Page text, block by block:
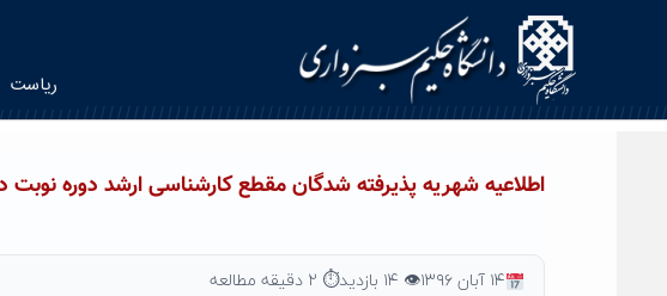
ریاست
اطلاعیه شهریه پذیرفته شدگان مقطع کارشناسی ارشد دوره نوبت
۱۴ آبان ۱۳۹۶ 👁 ۱۴ بازدید ⏱ ۲ دقیقه مطالعه